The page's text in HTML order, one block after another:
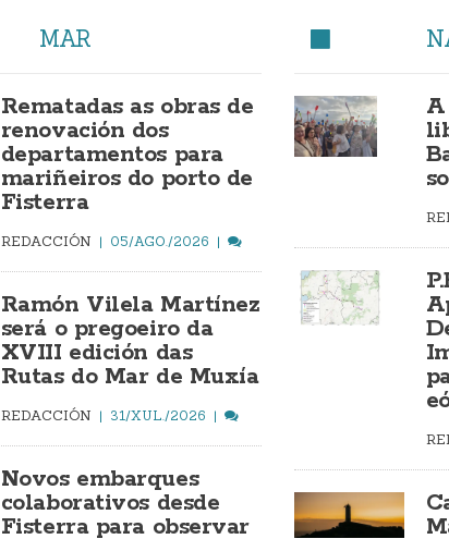
MAR
Rematadas as obras de
renovación dos
departamentos para
mariñeiros do porto de
Fisterra
REDACCIÓN 05/AGO./2026
Ramón Vilela Martínez
será o pregoeiro da
XVIII edición das
Rutas do Mar de Muxía
REDACCIÓN 31/XUL./2026
Novos embarques
colaborativos desde
Fisterra para observar